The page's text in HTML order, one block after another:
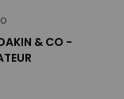
& CO -